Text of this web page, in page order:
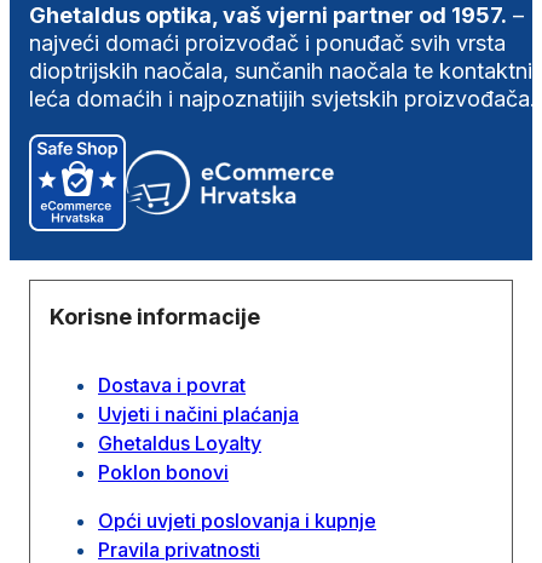
Ghetaldus optika, vaš vjerni partner od 1957. –
najveći domaći proizvođač i ponuđač svih vrsta
dioptrijskih naočala, sunčanih naočala te
leća domaćih i najpoznatijih svjetskih proizvođača.
Korisne informacije
Dostava i povrat
Uvjeti i načini plaćanja
Ghetaldus Loyalty
Poklon bonovi
Opći uvjeti poslovanja i kupnje
Pravila privatnosti